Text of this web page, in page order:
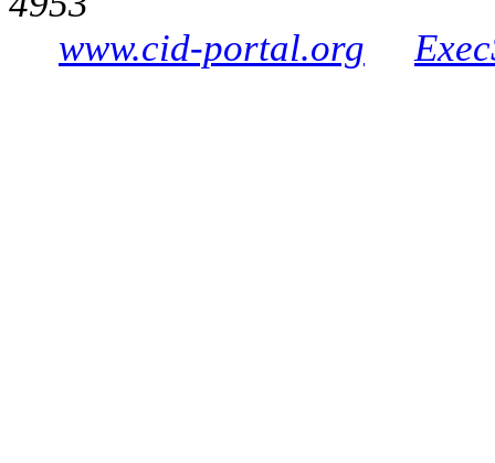
www.cid-portal.org